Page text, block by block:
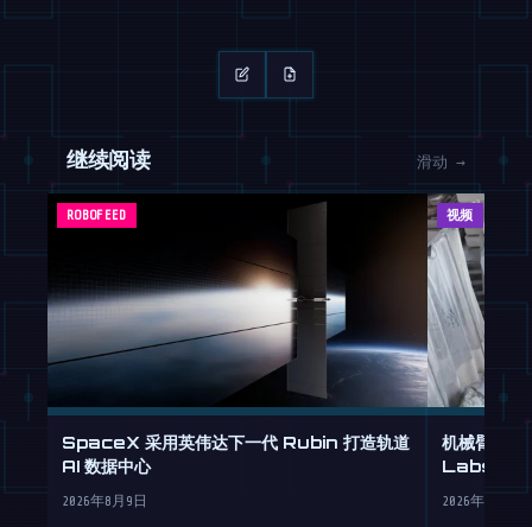
继续阅读 滑动 →
ROBOFEED
SpaceX 采用英伟达下一代 Rubin 打造轨道
AI 数据中心
2026年8月9日
视频
机械臂化
Labs 重塑
2026年8月9日